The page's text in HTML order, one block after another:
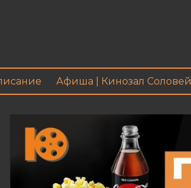
Афиша | Кинозал Соловей